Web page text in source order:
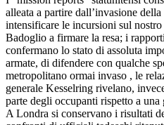
alleata a partire dall’invasione
intensificare le incursioni sul
Badoglio a firmare la resa; i
confermano lo stato di assoluta
armate, di difendere con qualche
metropolitano ormai invaso , le
generale Kesselring rivelano,
parte degli occupanti rispetto a
A Londra si conservano i risultati